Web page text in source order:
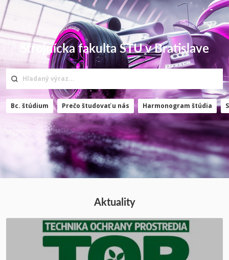
Strojnícka fakulta STU v Bratislave
Bc. štúdium Prečo študovať u nás Harmonogram štúdia
Aktuality